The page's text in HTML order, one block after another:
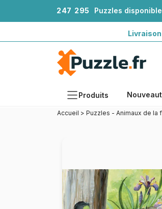
247 295 Puzzles
Livraison
Produits
Âges
Artistes
avec
Accueil > Puzzles - Animaux de la